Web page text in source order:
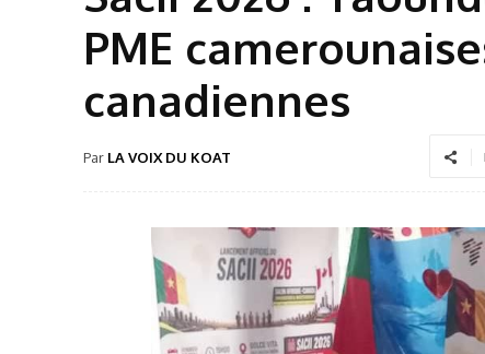
PME
canadiennes
Par LA VOIX DU KOAT